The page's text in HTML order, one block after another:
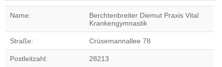
Name:
Berchtenbreiter Diemut Praxis Vital
Krankengymnastik
Straße: Crüsemannallee 78
Postleitzahl: 28213